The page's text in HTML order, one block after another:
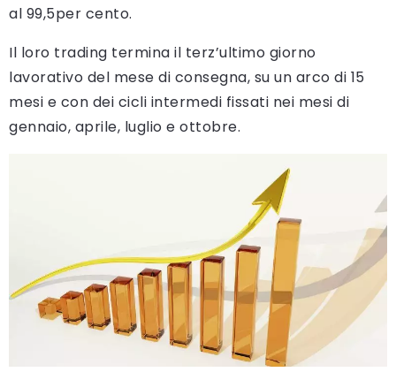
al 99,5per cento.
Il loro trading termina il terz’ultimo giorno
lavorativo del mese di consegna, su un arco di 15
mesi e con dei cicli intermedi fissati nei mesi di
gennaio, aprile, luglio e ottobre.